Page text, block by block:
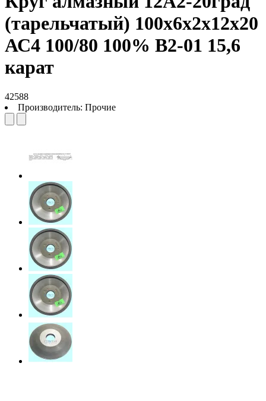
(тарельчатый) 100х6х2х12х20
АС4 100/80 100% В2-01 15,6
карат
42588
Производитель: Прочие